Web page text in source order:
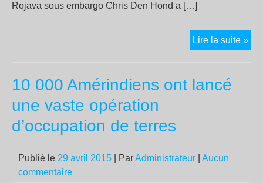
Rojava sous embargo Chris Den Hond a […]
Lire la suite »Où
10 000 Amérindiens ont lancé
une vaste opération
d’occupation de terres
Publié le 29 avril 2015 | ParAdministrateur
Aucun
commentaire